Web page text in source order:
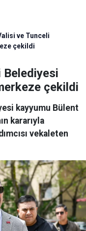
ve Tunceli
çekildi
Belediyesi
çekildi
kayyumu Bülent
kararıyla
vekaleten